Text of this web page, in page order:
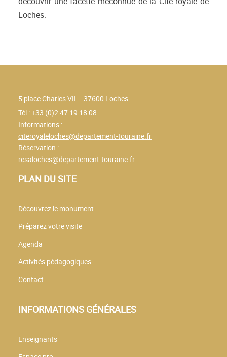
Loches.
5 place Charles VII – 37600 Loches
Tél : +33 (0)2 47 19 18 08
Informations :
citeroyaleloches@departement-touraine.fr
Réservation :
resaloches@departement-touraine.fr
PLAN DU SITE
Découvrez le monument
Préparez votre visite
Agenda
Activités pédagogiques
Contact
INFORMATIONS GÉNÉRALES
Enseignants